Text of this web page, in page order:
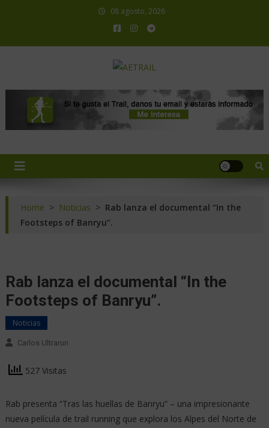
08 agosto, 2026
Home > Noticias > Rab lanza el documental “In the
Footsteps of Banryu”.
Rab lanza el documental “In the
Footsteps of Banryu”.
Noticias
Carlos Ultrarun
527 Visitas
Rab presenta “Tras las huellas de Banryu” – una impresionante
nueva película de trail running que explora los Alpes del Norte de